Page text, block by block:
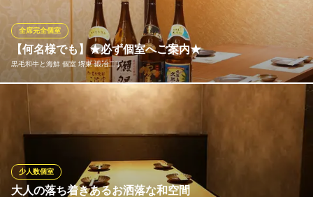
の席を気にすることなく、程よいプライベート感の中で食事と会
話をゆったりとお楽しみいただけます。
黒毛和牛×イタリアン サロン・ド・リアン～絆～
堺東の新感覚イタリアン
南海高野線堺東駅 徒歩5分
【何名様でも】★必ず個室へご案内★
黒毛和牛と海鮮 個室 堺東 鍛冶二丁
全席完全個室
【各種宴会ご予約承り中】南海高野線堺東駅西出口より徒歩約4
分！鍛冶二丁堺東駅前店2名様～最大60名様までOK◎必ず、個室
へご案内いたします◎＜完全個室＞でゆったり、お過ごしいただ
♪※人数に応じてサイズを調整できるのでご要望お申し付け下さ
い。
大人の落ち着きあるお洒落な和空間
少人数個室